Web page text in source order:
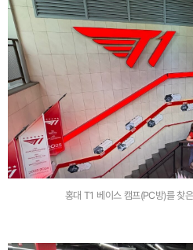
홍대 T1 베이스 캠프(PC방)를 찾